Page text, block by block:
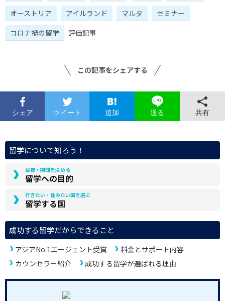
オーストリア アイルランド マルタ
セミナー
コロナ禍の留学
評価記事
この記事をシェアする
シェア ツイート 追加 送る 共有
留学について知ろう！
目標・期間を決める
留学への目的
行きたい・住みたい国を選ぶ
留学する国
成功する留学だからできること
アジアNo.1エージェント受賞
料金とサポート内容
カウンセラー紹介
成功する留学が選ばれる理由